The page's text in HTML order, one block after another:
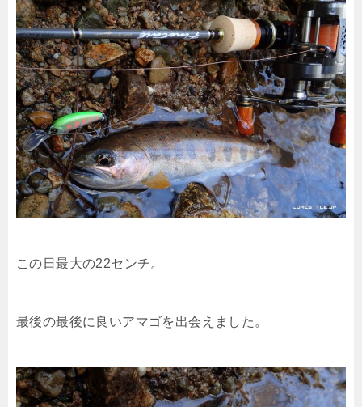
この日最大の22センチ。
最後の最後に良いアマゴを出会えました。